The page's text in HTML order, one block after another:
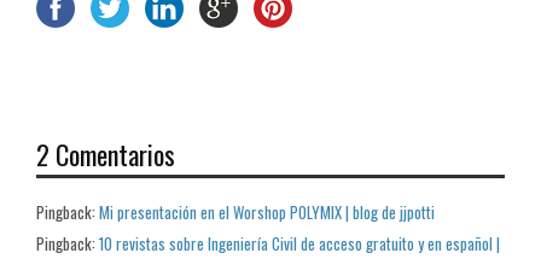
2 Comentarios
Pingback: Mi presentación en el Worshop POLYMIX | blog de jjpotti
Pingback: 10 revistas sobre Ingeniería Civil de acceso gratuito y en español |